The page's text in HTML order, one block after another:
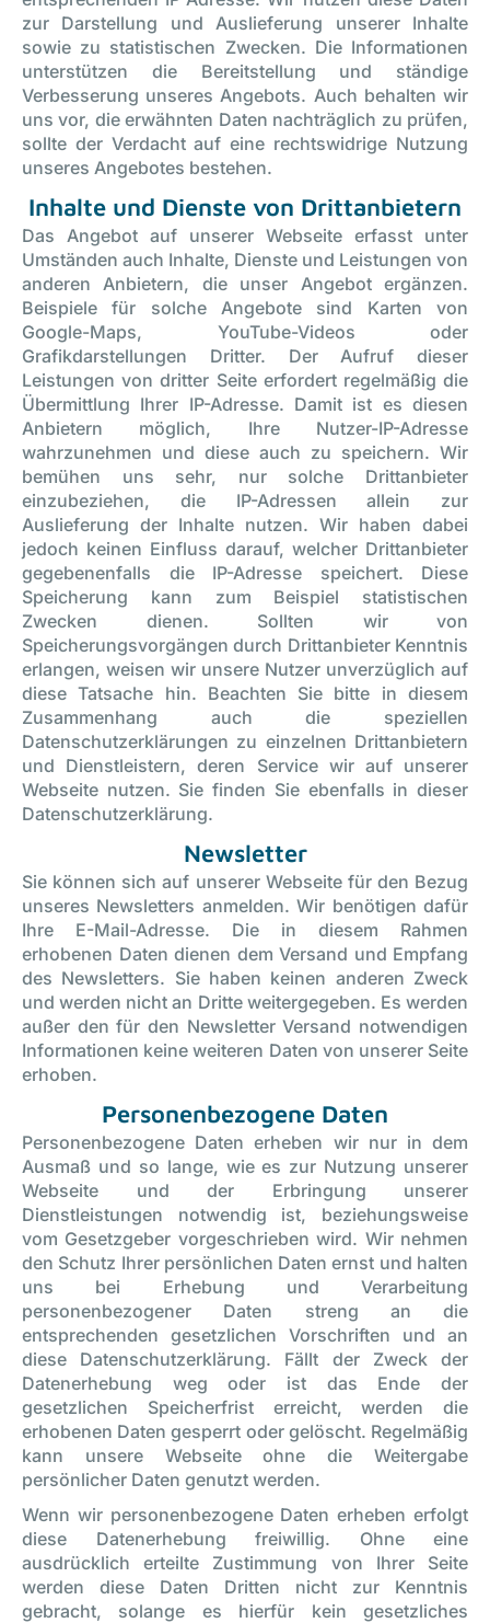
zur Darstellung und Auslieferung unserer Inhalte
sowie zu statistischen Zwecken. Die Informationen
unterstützen die Bereitstellung und ständige
Verbesserung unseres Angebots. Auch behalten wir
uns vor, die erwähnten Daten nachträglich zu prüfen,
sollte der Verdacht auf eine rechtswidrige Nutzung
unseres Angebotes bestehen.
Inhalte und Dienste von Drittanbietern
Das Angebot auf unserer Webseite erfasst unter
Umständen auch Inhalte, Dienste und Leistungen von
anderen Anbietern, die unser Angebot ergänzen.
Beispiele für solche Angebote sind Karten von
Google-Maps, YouTube-Videos oder
Grafikdarstellungen Dritter. Der Aufruf dieser
Leistungen von dritter Seite erfordert regelmäßig die
Übermittlung Ihrer IP-Adresse. Damit ist es diesen
Anbietern möglich, Ihre Nutzer-IP-Adresse
wahrzunehmen und diese auch zu speichern. Wir
bemühen uns sehr, nur solche Drittanbieter
einzubeziehen, die IP-Adressen allein zur
Auslieferung der Inhalte nutzen. Wir haben dabei
jedoch keinen Einfluss darauf, welcher Drittanbieter
gegebenenfalls die IP-Adresse speichert. Diese
Speicherung kann zum Beispiel statistischen
Zwecken dienen. Sollten wir von
Speicherungsvorgängen durch Drittanbieter Kenntnis
erlangen, weisen wir unsere Nutzer unverzüglich auf
diese Tatsache hin. Beachten Sie bitte in diesem
Zusammenhang auch die speziellen
Datenschutzerklärungen zu einzelnen Drittanbietern
und Dienstleistern, deren Service wir auf unserer
Webseite nutzen. Sie finden Sie ebenfalls in dieser
Datenschutzerklärung.
Newsletter
Sie können sich auf unserer Webseite für den Bezug
unseres Newsletters anmelden. Wir benötigen dafür
Ihre E-Mail-Adresse. Die in diesem Rahmen
erhobenen Daten dienen dem Versand und Empfang
des Newsletters. Sie haben keinen anderen Zweck
und werden nicht an Dritte weitergegeben. Es werden
außer den für den Newsletter Versand notwendigen
Informationen keine weiteren Daten von unserer Seite
erhoben.
Personenbezogene Daten
Personenbezogene Daten erheben wir nur in dem
Ausmaß und so lange, wie es zur Nutzung unserer
Webseite und der Erbringung unserer
Dienstleistungen notwendig ist, beziehungsweise
vom Gesetzgeber vorgeschrieben wird. Wir nehmen
den Schutz Ihrer persönlichen Daten ernst und halten
uns bei Erhebung und Verarbeitung
personenbezogener Daten streng an die
entsprechenden gesetzlichen Vorschriften und an
diese Datenschutzerklärung. Fällt der Zweck der
Datenerhebung weg oder ist das Ende der
gesetzlichen Speicherfrist erreicht, werden die
erhobenen Daten gesperrt oder gelöscht. Regelmäßig
kann unsere Webseite ohne die Weitergabe
persönlicher Daten genutzt werden.
Wenn wir personenbezogene Daten erheben erfolgt
diese Datenerhebung freiwillig. Ohne eine
ausdrücklich erteilte Zustimmung von Ihrer Seite
werden diese Daten Dritten nicht zur Kenntnis
gebracht, solange es hierfür kein gesetzliches